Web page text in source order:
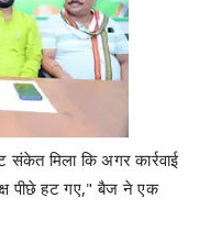
मिला कि अगर कार्रवाई
पीछे हट गए," बैज ने एक